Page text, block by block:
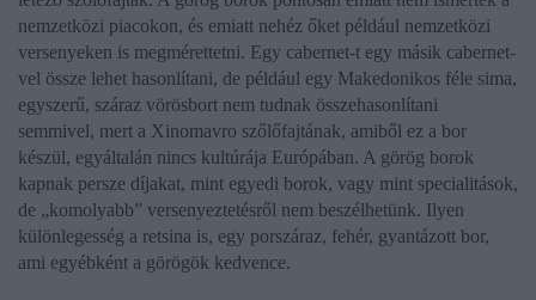
nemzetközi piacokon, és emiatt nehéz őket például nemzetközi
versenyeken is megmérettetni. Egy cabernet-t egy másik cabernet-
vel össze lehet hasonlítani, de például egy Makedonikos féle sima,
egyszerű, száraz vörösbort nem tudnak összehasonlítani
semmivel, mert a Xinomavro szőlőfajtának, amiből ez a bor
készül, egyáltalán nincs kultúrája Európában. A görög borok
kapnak persze díjakat, mint egyedi borok, vagy mint specialitások,
de „komolyabb” versenyeztetésről nem beszélhetünk. Ilyen
különlegesség a retsina is, egy porszáraz, fehér, gyantázott bor,
ami egyébként a görögök kedvence.